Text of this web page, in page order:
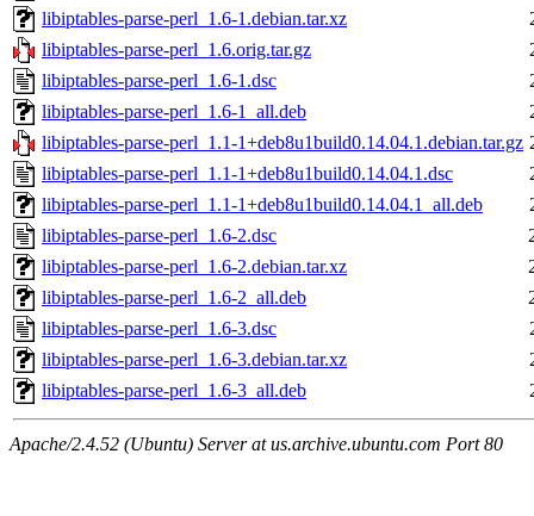
libiptables-parse-perl_1.6-1.debian.tar.xz
libiptables-parse-perl_1.6.orig.tar.gz
libiptables-parse-perl_1.6-1.dsc
libiptables-parse-perl_1.6-1_all.deb
libiptables-parse-perl_1.1-1+deb8u1build0.14.04.1.debian.tar.gz
libiptables-parse-perl_1.1-1+deb8u1build0.14.04.1.dsc
libiptables-parse-perl_1.1-1+deb8u1build0.14.04.1_all.deb
libiptables-parse-perl_1.6-2.dsc
libiptables-parse-perl_1.6-2.debian.tar.xz
libiptables-parse-perl_1.6-2_all.deb
libiptables-parse-perl_1.6-3.dsc
libiptables-parse-perl_1.6-3.debian.tar.xz
libiptables-parse-perl_1.6-3_all.deb
Apache/2.4.52 (Ubuntu) Server at us.archive.ubuntu.com Port 80